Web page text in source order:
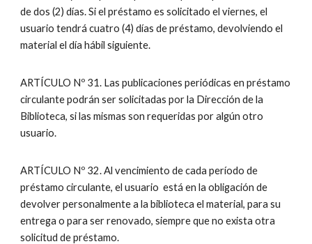
de dos (2) días. Si el préstamo es solicitado el viernes, el
usuario tendrá cuatro (4) días de préstamo, devolviendo el
material el día hábil siguiente.
ARTÍCULO Nº 31. Las publicaciones periódicas en préstamo
circulante podrán ser solicitadas por la Dirección de la
Biblioteca, si las mismas son requeridas por algún otro
usuario.
ARTÍCULO Nº 32. Al vencimiento de cada período de
préstamo circulante, el usuario está en la obligación de
devolver personalmente a la biblioteca el material, para su
entrega o para ser renovado, siempre que no exista otra
solicitud de préstamo.